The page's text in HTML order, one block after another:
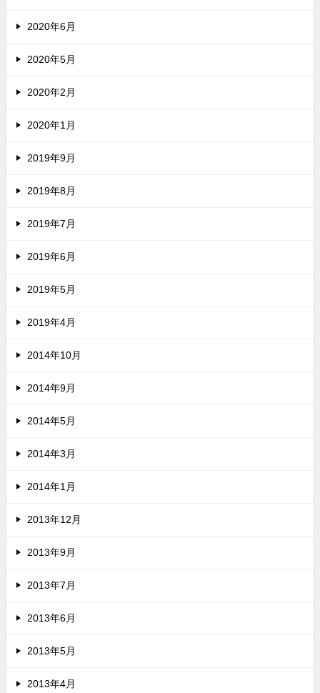
2020年6月
2020年5月
2020年2月
2020年1月
2019年9月
2019年8月
2019年7月
2019年6月
2019年5月
2019年4月
2014年10月
2014年9月
2014年5月
2014年3月
2014年1月
2013年12月
2013年9月
2013年7月
2013年6月
2013年5月
2013年4月